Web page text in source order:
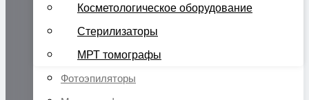
Косметологическое оборудование
Стерилизаторы
МРТ томографы
Фотоэпиляторы